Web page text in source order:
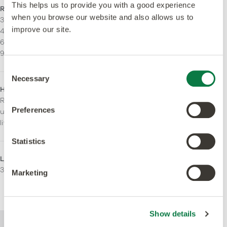
This helps us to provide you with a good experience
when you browse our website and also allows us to
improve our site.
Selection
Necessary
Preferences
Statistics
Marketing
Show details
Rak ådring
304.8 x 457.2 mm
457.2 x 457.2 mm
609.6 x 914.4 mm
914,4 x 914,4 mm
Stripping
Kan installeras med
Halkklassificering
R10. Utökat halkskydd
under hela produktens
livslängd.
Ljusreflektionsvärde (Y)
35